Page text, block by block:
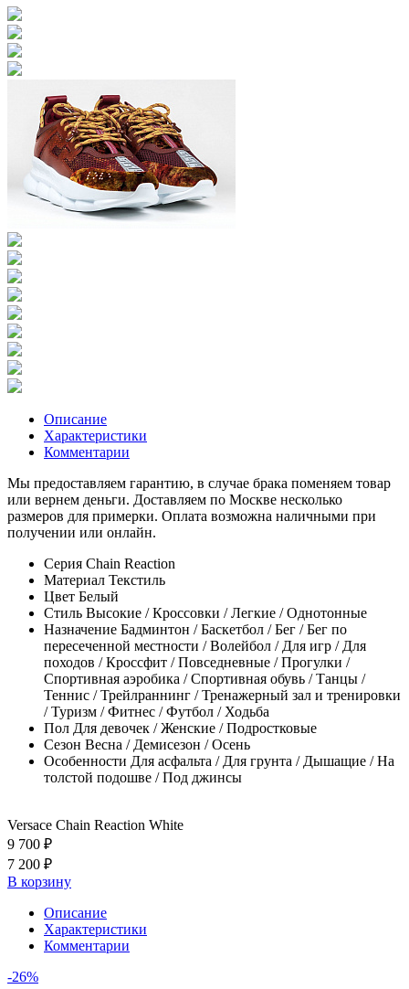
Описание
Характеристики
Комментарии
Мы предоставляем гарантию, в случае брака поменяем товар
или вернем деньги. Доставляем по Москве несколько
размеров для примерки. Оплата возможна наличными при
получении или онлайн.
Серия Chain Reaction
Материал Текстиль
Цвет Белый
Стиль Высокие / Кроссовки / Легкие / Однотонные
Назначение Бадминтон / Баскетбол / Бег / Бег по
пересеченной местности / Волейбол / Для игр / Для
походов / Кроссфит / Повседневные / Прогулки /
Спортивная аэробика / Спортивная обувь / Танцы /
Теннис / Трейлраннинг / Тренажерный зал и тренировки
/ Туризм / Фитнес / Футбол / Ходьба
Пол Для девочек / Женские / Подростковые
Сезон Весна / Демисезон / Осень
Особенности Для асфальта / Для грунта / Дышащие / На
толстой подошве / Под джинсы
Versace Chain Reaction White
9 700 ₽
7 200 ₽
В корзину
Описание
Характеристики
Комментарии
-26%